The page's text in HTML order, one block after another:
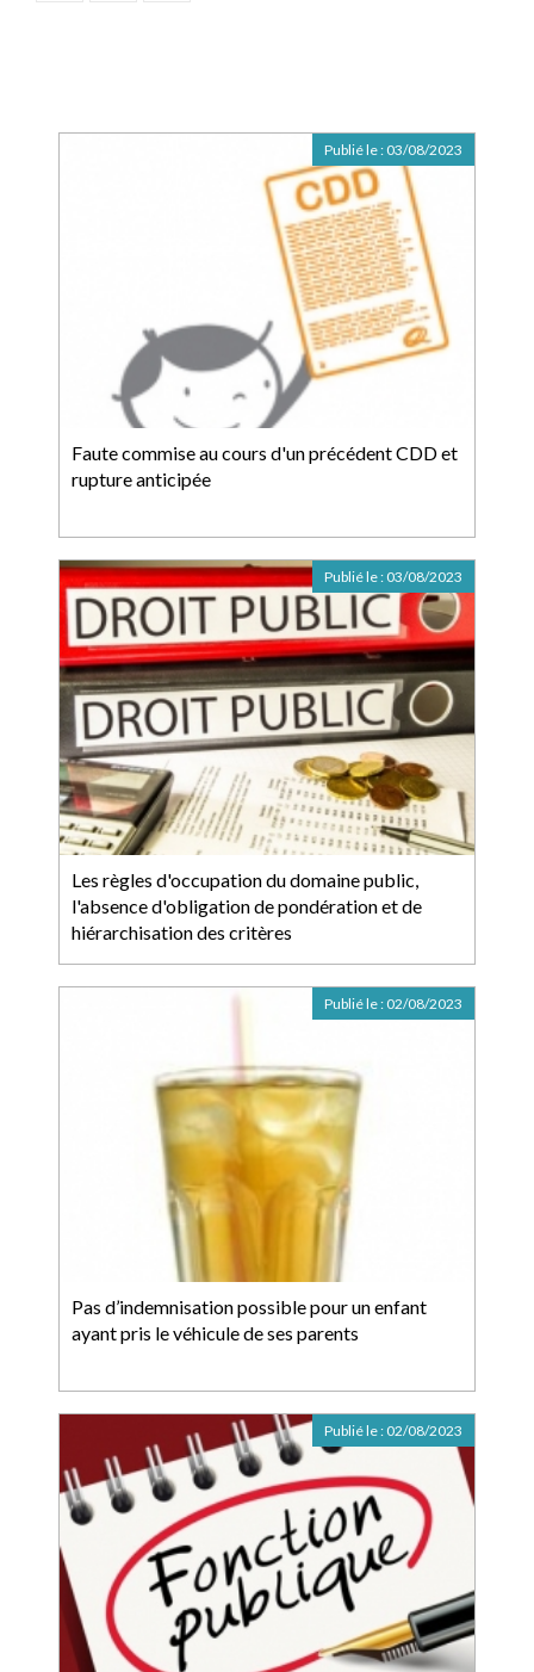
Faute commise au cours d'un précédent CDD et
rupture anticipée
Publié le : 03/08/2023
Les règles d'occupation du domaine public,
l'absence d'obligation de pondération et de
hiérarchisation des critères
Publié le : 03/08/2023
Pas d’indemnisation possible pour un enfant
ayant pris le véhicule de ses parents
Publié le : 02/08/2023
Publié le : 02/08/2023